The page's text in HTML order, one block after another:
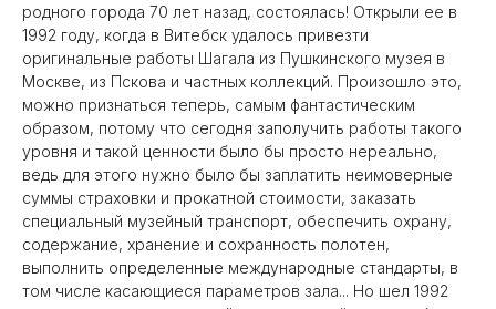
родного города 70 лет назад, состоялась! Открыли ее в
1992 году, когда в Витебск удалось привезти
оригинальные работы Шагала из Пушкинского музея в
Москве, из Пскова и частных коллекций. Произошло это,
можно признаться теперь, самым фантастическим
образом, потому что сегодня заполучить работы такого
уровня и такой ценности было бы просто нереально,
ведь для этого нужно было бы заплатить неимоверные
суммы страховки и прокатной стоимости, заказать
специальный музейный транспорт, обеспечить охрану,
содержание, хранение и сохранность полотен,
выполнить определенные международные стандарты, в
том числе касающиеся параметров зала... Но шел 1992